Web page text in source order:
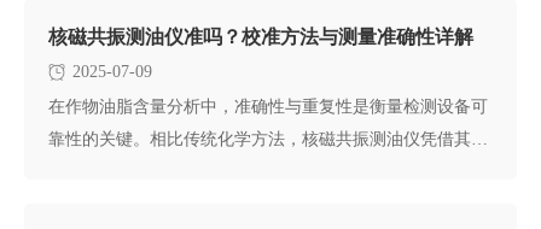
核磁共振测油仪准吗？校准方法与测量准确性详解
2025-07-09
在作物油脂含量分析中，准确性与重复性是衡量检测设备可
靠性的关键。相比传统化学方法，核磁共振测油仪凭借其独